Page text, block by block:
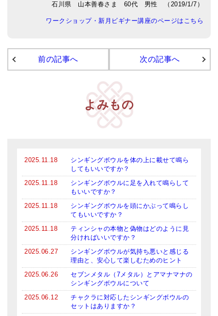
オンラインショップ
商品一覧
チベット・シンギングボウル
お得なアマナマナ・セット
特大シンギングボウル・特殊柄
スティック・マレット・リング（台座）
アマナマナのティンシャ
プレミアム・ティンシャ（L・M）
ベーシック・ティンシャ（4種）
ティンシャケース
チベット・真マントラ香
石川県 山本善春さま 60代 男性 （2019/1/7）
ワークショップ・新月ビギナー講座のページはこちら
前の記事へ 次の記事へ
よみもの
2025.11.18
シンギングボウルを体の上に載せて鳴ら
してもいいですか？
2025.11.18
シンギングボウルに足を入れて鳴らして
もいいですか？
2025.11.18
シンギングボウルを頭にかぶって鳴らし
てもいいですか？
2025.11.18
ティンシャの本物と偽物はどのように見
分ければいいですか？
2025.06.27
シンギングボウルが気持ち悪いと感じる
理由と、安心して楽しむためのヒント
2025.06.26
セブンメタル（7メタル）とアマナマナの
シンギングボウルについて
2025.06.12
チャクラに対応したシンギングボウルの
セットはありますか？